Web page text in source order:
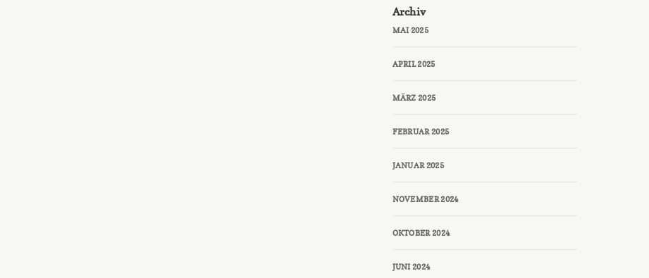
Archiv
MAI 2025
APRIL 2025
MÄRZ 2025
FEBRUAR 2025
JANUAR 2025
NOVEMBER 2024
OKTOBER 2024
JUNI 2024